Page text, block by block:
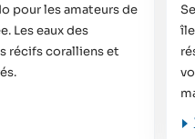
pour les amateurs de
Les eaux des
récifs coralliens et